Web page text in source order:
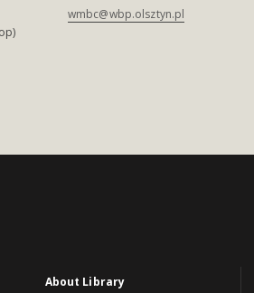
wmbc@wbp.olsztyn.pl
About Library